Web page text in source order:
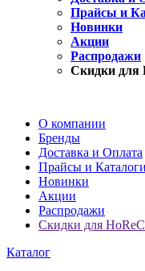
Прайсы и
Новинки
Акции
Распродажи
Скидки для
О компании
Бренды
Доставка и Оплата
Прайсы и Каталоги
Новинки
Акции
Распродажи
Скидки для
Каталог